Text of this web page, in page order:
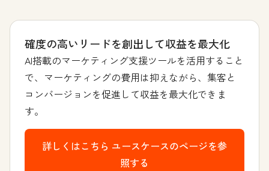
確度の高いリードを創出して収益を最大化
AI搭載のマーケティング支援ツールを活用すること
で、マーケティングの費用は抑えながら、集客と
コンバージョンを促進して収益を最大化できま
す。
詳しくはこちら ユースケースのページを参
照する